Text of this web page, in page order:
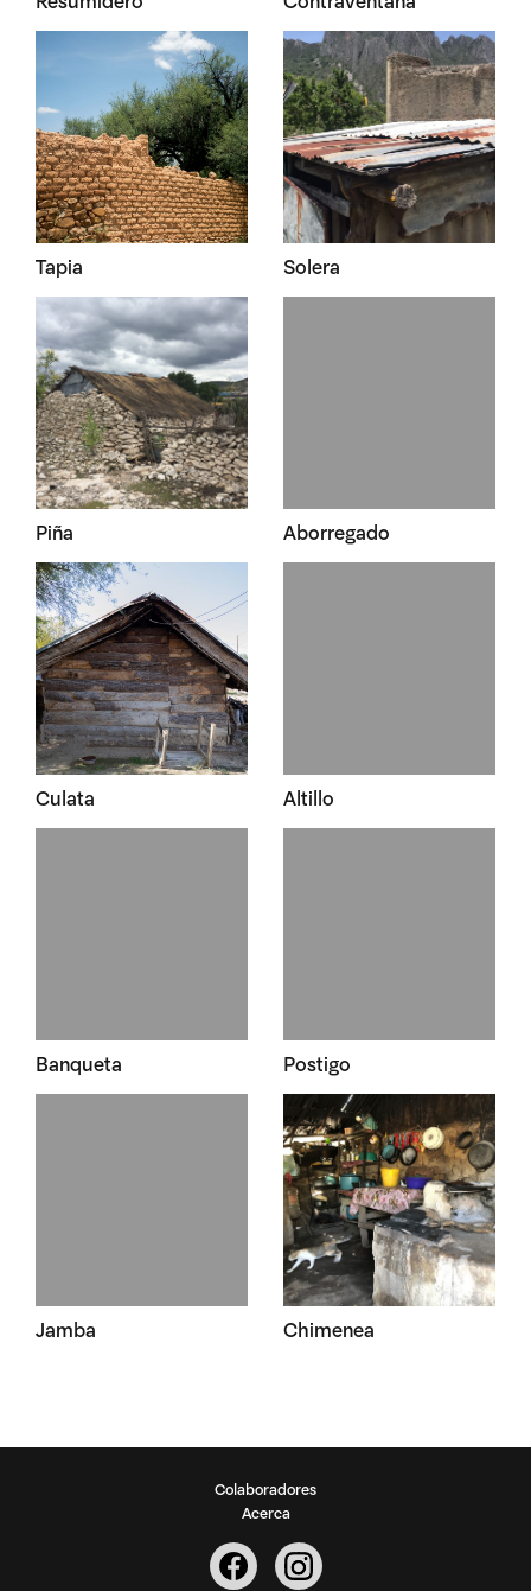
Tapia Solera
Piña Aborregado
Culata Altillo
Banqueta Postigo
Jamba Chimenea
Colaboradores
Acerca